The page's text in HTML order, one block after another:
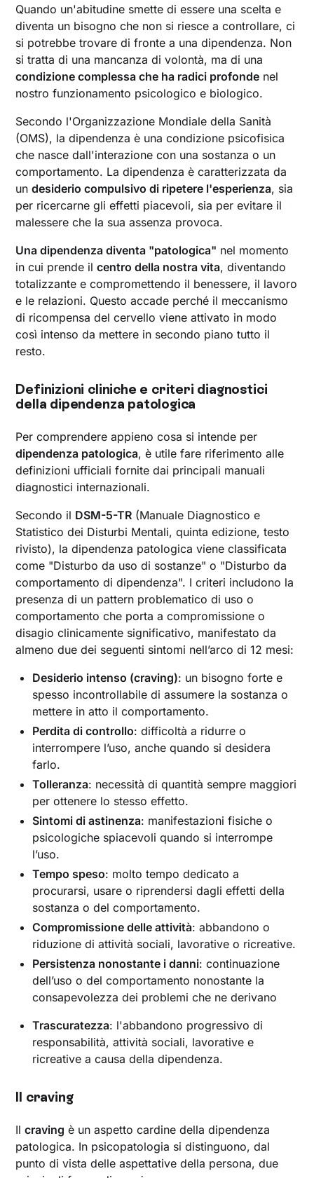
Quando un'abitudine smette di essere una scelta e
diventa un bisogno che non si riesce a controllare, ci
si potrebbe trovare di fronte a una dipendenza. Non
si tratta di una mancanza di volontà, ma di una
condizione complessa che ha radici profonde nel
nostro funzionamento psicologico e biologico.
Secondo l'Organizzazione Mondiale della Sanità
(OMS), la dipendenza è una condizione psicofisica
che nasce dall'interazione con una sostanza o un
comportamento. La dipendenza è caratterizzata da
undesiderio compulsivo di ripetere l'esperienza, sia
per ricercarne gli effetti piacevoli, sia per evitare il
malessere che la sua assenza provoca.
Una dipendenza diventa "patologica" nel momento
in cui prende ilcentro della nostra vita, diventando
totalizzante e compromettendo il benessere, il lavoro
e le relazioni. Questo accade perché il meccanismo
di ricompensa del cervello viene attivato in modo
così intenso da mettere in secondo piano tutto il
resto.
Definizioni cliniche e criteri diagnostici
della dipendenza patologica
Per comprendere appieno cosa si intende per
dipendenza patologica, è utile fare riferimento alle
definizioni ufficiali fornite dai principali manuali
diagnostici internazionali.
Secondo il DSM-5-TR (Manuale Diagnostico e
Statistico dei Disturbi Mentali, quinta edizione, testo
rivisto), la dipendenza patologica viene classificata
come "Disturbo da uso di sostanze" o "Disturbo da
comportamento di dipendenza". I criteri includono la
presenza di un pattern problematico di uso o
comportamento che porta a compromissione o
disagio clinicamente significativo, manifestato da
almeno due dei seguenti sintomi nell’arco di 12 mesi:
Desiderio intenso (craving): un bisogno forte e
spesso incontrollabile di assumere la sostanza o
mettere in atto il comportamento.
Perdita di controllo: difficoltà a ridurre o
interrompere l’uso, anche quando si desidera
farlo.
Tolleranza: necessità di quantità sempre maggiori
per ottenere lo stesso effetto.
Sintomi di astinenza: manifestazioni fisiche o
psicologiche spiacevoli quando si interrompe
l’uso.
Tempo speso: molto tempo dedicato a
procurarsi, usare o riprendersi dagli effetti della
sostanza o del comportamento.
Compromissione delle attività: abbandono o
riduzione di attività sociali, lavorative o ricreative.
Persistenza nonostante i danni: continuazione
dell’uso o del comportamento nonostante la
consapevolezza dei problemi che ne derivano
Trascuratezza: l'abbandono progressivo di
responsabilità, attività sociali, lavorative e
ricreative a causa della dipendenza.
Il craving
Ilcraving è un aspetto cardine della dipendenza
patologica. In psicopatologia si distinguono, dal
punto di vista delle aspettative della persona, due